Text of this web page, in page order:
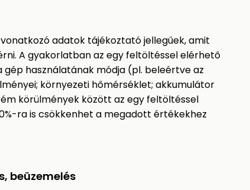
adatok tájékoztató jellegűek, amit
A gyakorlatban az egy feltöltéssel elérhető
használatának módja (pl. beleértve az
környezeti hőmérséklet; akkumulátor
körülmények között az egy feltöltéssel
ra is csökkenhet a megadott értékekhez
beüzemelés